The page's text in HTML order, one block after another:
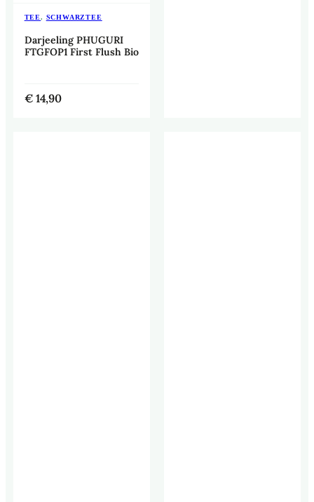
TEE, SCHWARZTEE
Darjeeling PHUGURI
FTGFOP1 First Flush Bio
€ 14,90